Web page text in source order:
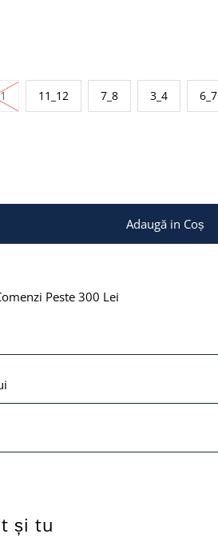
Stoc epuizat sau Indisponibil
11_12 7_8 3_4 6_7
Peste 300 Lei
și tu